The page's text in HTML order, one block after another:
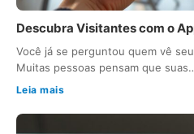
Descubra Visitantes com o
Você já se perguntou quem vê
Muitas pessoas pensam que
Leia mais